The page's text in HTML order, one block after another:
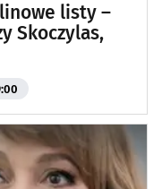
listy –
Skoczylas,